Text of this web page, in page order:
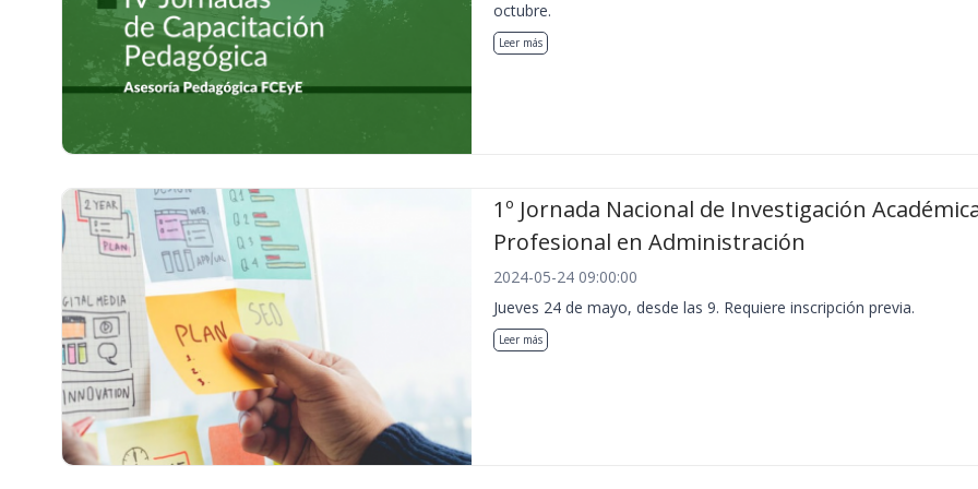
octubre.
Leer más
1º Jornada Nacional de Investigación
Profesional en Administración
2024-05-24 09:00:00
Jueves 24 de mayo, desde las 9. Requiere inscripción previa.
Leer más